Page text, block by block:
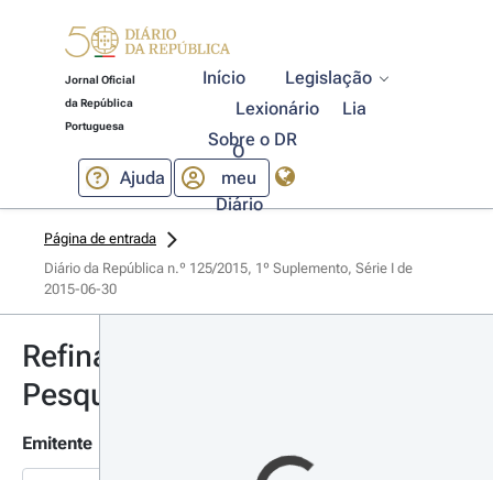
Jornal Oficial
da República
Portuguesa
Início
Legislação
Lexionário
Lia
Sobre o DR
Ajuda
O
meu
Diário
Página de entrada
Diário da República n.º 125/2015, 1º Suplemento, Série I de
2015-06-30
Refinar
Pesquisa
Emitente